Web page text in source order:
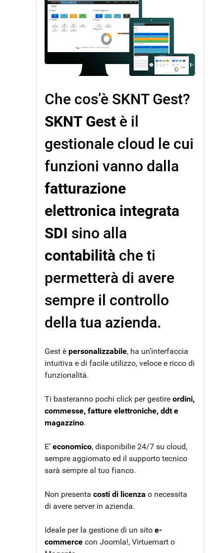
Che cos’è SKNT Gest?
SKNT Gest è il
gestionale cloud le cui
funzioni vanno dalla
fatturazione
elettronica integrata
SDI sino alla
contabilità che ti
permetterà di avere
sempre il controllo
della tua azienda.
Gest è personalizzabile, ha un’interfaccia
intuitiva e di facile utilizzo, veloce e ricco di
funzionalità.
Ti basteranno pochi click per gestire ordini,
commesse, fatture elettroniche, ddt e
magazzino.
E’ economico, disponibilie 24/7 su cloud,
sempre aggiornato ed il supporto tecnico
sarà sempre al tuo fianco.
Non presenta costi di licenza o necessita
di avere server in azienda.
Ideale per la gestione di un sito e-
commerce con Joomla!, Virtuemart o